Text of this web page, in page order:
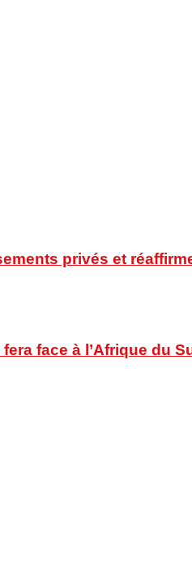
privés et
face à l’Afrique du